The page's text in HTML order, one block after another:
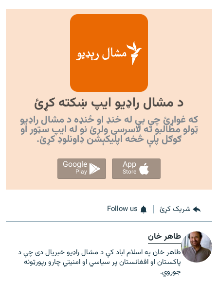
د مشال راډیو ایپ ښکته کړئ
که غواړئ چې بې له خنډ او ځنډه د مشال راډیو
ټولو مطالبو ته لاسرسی ولرئ نو له ایپ سټور او
ګوګل پلې څخه اپليکېشن ډاونلوډ کړئ.
App
Store
Google
Play
شریک کړئ Follow us
طاهر خان
طاهر خان په اسلام اباد کې د مشال راډیو خبریال دی چې د
پاکستان او افغانستان پر سیاسي او امنیتي چارو رپورټونه
جوړوي.